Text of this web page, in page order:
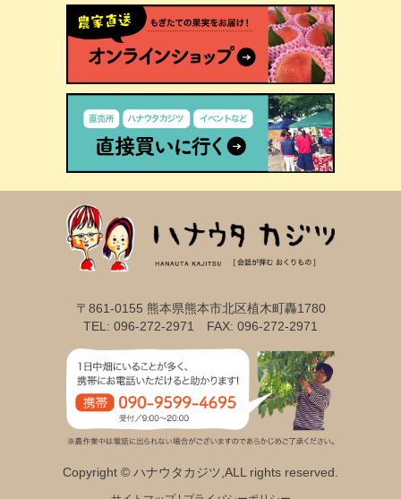
〒861-0155 熊本県熊本市北区植木町轟1780
TEL: 096-272-2971 FAX: 096-272-2971
Copyright © ハナウタカジツ,ALL rights reserved.